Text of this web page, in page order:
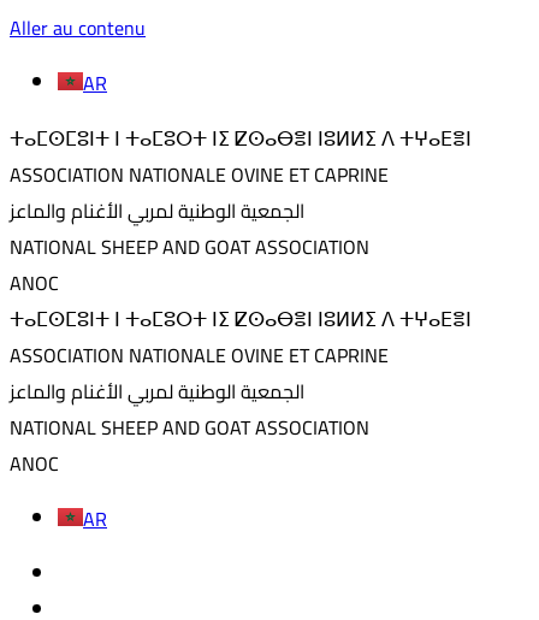
Aller au contenu
AR
ⵜⴰⵎⵙⵎⵓⵏⵜ ⵏ ⵜⴰⵎⵓⵔⵜ ⵏⵉ ⵇⵙⴰⴱⴻⵏ ⵏⵓⵍⵍⵉ ⴷ ⵜⵖⴰⴹⴻⵏ
ASSOCIATION NATIONALE OVINE ET CAPRINE
الجمعية الوطنية لمربي الأغنام والماعز
NATIONAL SHEEP AND GOAT ASSOCIATION
ANOC
ⵜⴰⵎⵙⵎⵓⵏⵜ ⵏ ⵜⴰⵎⵓⵔⵜ ⵏⵉ ⵇⵙⴰⴱⴻⵏ ⵏⵓⵍⵍⵉ ⴷ ⵜⵖⴰⴹⴻⵏ
ASSOCIATION NATIONALE OVINE ET CAPRINE
الجمعية الوطنية لمربي الأغنام والماعز
NATIONAL SHEEP AND GOAT ASSOCIATION
ANOC
AR